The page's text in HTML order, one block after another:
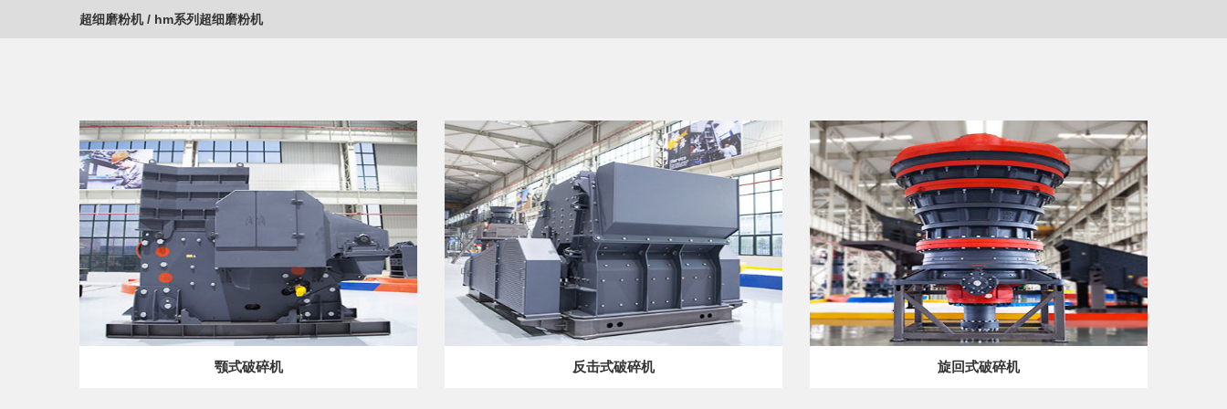
超细磨粉机/ hm系列超细磨粉机
颚式破碎机 反击式破碎机 旋回式破碎机